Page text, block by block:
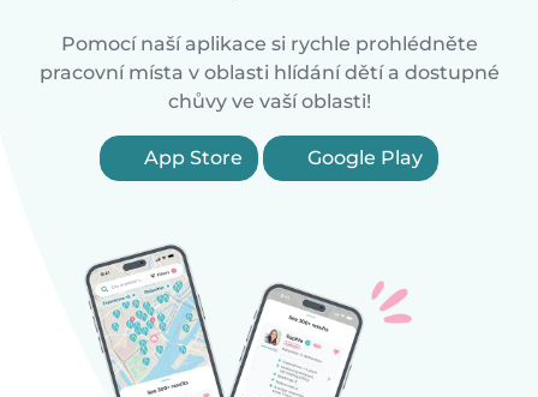
Pomocí naší aplikace si rychle prohlédněte
pracovní místa v oblasti hlídání dětí a dostupné
chůvy ve vaší oblasti!
App Store Google Play